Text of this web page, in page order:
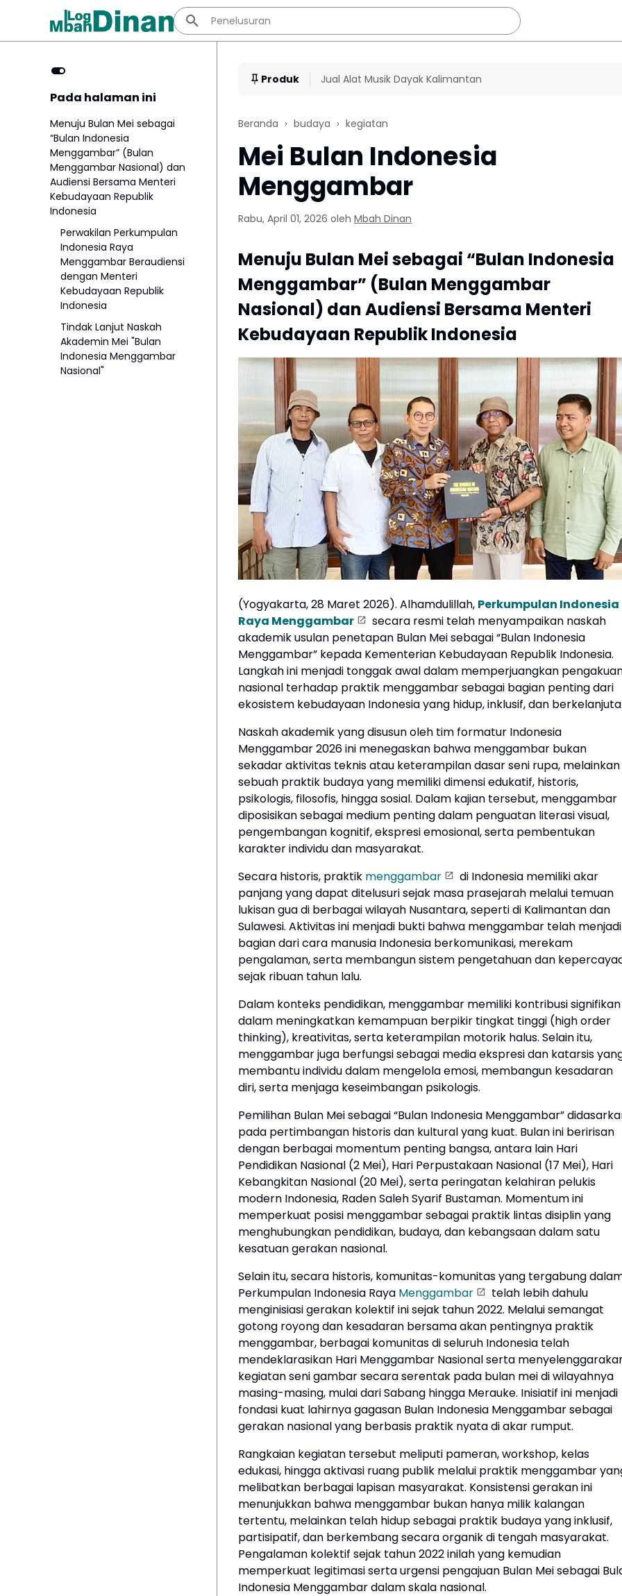
Pada halaman ini
Menuju Bulan Mei sebagai
“Bulan Indonesia
Menggambar” (Bulan
Menggambar Nasional) dan
Audiensi Bersama Menteri
Kebudayaan Republik
Indonesia
Perwakilan Perkumpulan
Indonesia Raya
Menggambar Beraudiensi
dengan Menteri
Kebudayaan Republik
Indonesia
Tindak Lanjut Naskah
Akademin Mei "Bulan
Indonesia Menggambar
Nasional"
Produk Jual Alat Musik Dayak Kalimantan
Beranda budaya kegiatan
Mei Bulan Indonesia
Menggambar
Rabu, April 01, 2026 oleh Mbah Dinan
Menuju Bulan Mei sebagai “Bulan Indonesia
Menggambar” (Bulan Menggambar
Nasional) dan Audiensi Bersama Menteri
Kebudayaan Republik Indonesia
(Yogyakarta, 28 Maret 2026). Alhamdulillah, Perkumpulan Indonesia
Raya Menggambar
secara resmi telah menyampaikan naskah
akademik usulan penetapan Bulan Mei sebagai “Bulan Indonesia
Menggambar” kepada Kementerian Kebudayaan Republik Indonesia.
Langkah ini menjadi tonggak awal dalam memperjuangkan
nasional terhadap praktik menggambar sebagai bagian penting dari
ekosistem kebudayaan Indonesia yang hidup, inklusif, dan
Naskah akademik yang disusun oleh tim formatur Indonesia
Menggambar 2026 ini menegaskan bahwa menggambar bukan
sekadar aktivitas teknis atau keterampilan dasar seni rupa, melainkan
sebuah praktik budaya yang memiliki dimensi edukatif, historis,
psikologis, filosofis, hingga sosial. Dalam kajian tersebut, menggambar
diposisikan sebagai medium penting dalam penguatan literasi visual,
pengembangan kognitif, ekspresi emosional, serta pembentukan
karakter individu dan masyarakat.
Secara historis, praktik menggambar
di Indonesia memiliki akar
panjang yang dapat ditelusuri sejak masa prasejarah melalui temuan
lukisan gua di berbagai wilayah Nusantara, seperti di Kalimantan dan
Sulawesi. Aktivitas ini menjadi bukti bahwa menggambar telah menjadi
bagian dari cara manusia Indonesia berkomunikasi, merekam
pengalaman, serta membangun sistem pengetahuan dan
sejak ribuan tahun lalu.
Dalam konteks pendidikan, menggambar memiliki kontribusi signifikan
dalam meningkatkan kemampuan berpikir tingkat tinggi (high order
thinking), kreativitas, serta keterampilan motorik halus. Selain itu,
menggambar juga berfungsi sebagai media ekspresi dan katarsis
membantu individu dalam mengelola emosi, membangun kesadaran
diri, serta menjaga keseimbangan psikologis.
Pemilihan Bulan Mei sebagai “Bulan Indonesia Menggambar”
pada pertimbangan historis dan kultural yang kuat. Bulan ini beririsan
dengan berbagai momentum penting bangsa, antara lain Hari
Pendidikan Nasional (2 Mei), Hari Perpustakaan Nasional (17 Mei), Hari
Kebangkitan Nasional (20 Mei), serta peringatan kelahiran pelukis
modern Indonesia, Raden Saleh Syarif Bustaman. Momentum ini
memperkuat posisi menggambar sebagai praktik lintas disiplin yang
menghubungkan pendidikan, budaya, dan kebangsaan dalam satu
kesatuan gerakan nasional.
Selain itu, secara historis, komunitas-komunitas yang tergabung
Perkumpulan Indonesia Raya Menggambar
telah lebih dahulu
menginisiasi gerakan kolektif ini sejak tahun 2022. Melalui semangat
gotong royong dan kesadaran bersama akan pentingnya praktik
menggambar, berbagai komunitas di seluruh Indonesia telah
mendeklarasikan Hari Menggambar Nasional serta
kegiatan seni gambar secara serentak pada bulan mei di wilayahnya
masing-masing, mulai dari Sabang hingga Merauke. Inisiatif ini menjadi
fondasi kuat lahirnya gagasan Bulan Indonesia Menggambar sebagai
gerakan nasional yang berbasis praktik nyata di akar rumput.
Rangkaian kegiatan tersebut meliputi pameran, workshop, kelas
edukasi, hingga aktivasi ruang publik melalui praktik menggambar
melibatkan berbagai lapisan masyarakat. Konsistensi gerakan ini
menunjukkan bahwa menggambar bukan hanya milik kalangan
tertentu, melainkan telah hidup sebagai praktik budaya yang inklusif,
partisipatif, dan berkembang secara organik di tengah masyarakat.
Pengalaman kolektif sejak tahun 2022 inilah yang kemudian
memperkuat legitimasi serta urgensi pengajuan Bulan Mei sebagai
Indonesia Menggambar dalam skala nasional.